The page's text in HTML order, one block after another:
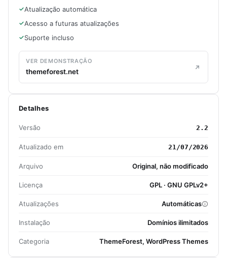
Atualização automática
Acesso a futuras atualizações
Suporte incluso
VER DEMONSTRAÇÃO
themeforest.net
Detalhes
Versão 2.2
Atualizado em 21/07/2026
Arquivo Original, não modificado
Licença GPL · GNU GPLv2+
Atualizações Automáticas
Instalação Domínios ilimitados
Categoria ThemeForest, WordPress Themes